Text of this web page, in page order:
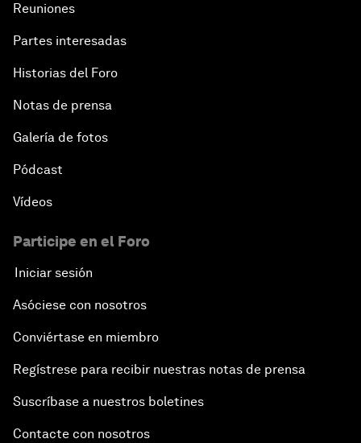
Reuniones
Partes interesadas
Historias del Foro
Notas de prensa
Galería de fotos
Pódcast
Vídeos
Participe en el Foro
Iniciar sesión
Asóciese con nosotros
Conviértase en miembro
Regístrese para recibir nuestras notas de prensa
Suscríbase a nuestros boletines
Contacte con nosotros